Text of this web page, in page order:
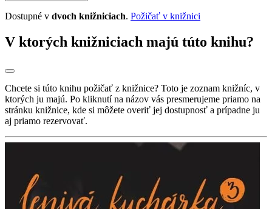
Dostupné v dvoch knižniciach. Požičať v knižnici
V ktorých knižniciach majú túto knihu?
Chcete si túto knihu požičať z knižnice? Toto je zoznam knižníc, v
ktorých ju majú. Po kliknutí na názov vás presmerujeme priamo na
stránku knižnice, kde si môžete overiť jej dostupnosť a prípadne ju
aj priamo rezervovať.